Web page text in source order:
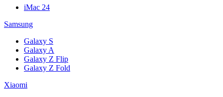
iMac 24
Samsung
Galaxy S
Galaxy A
Galaxy Z Flip
Galaxy Z Fold
Xiaomi